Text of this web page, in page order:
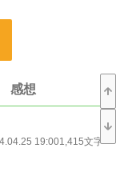
感想
19:001,415文字